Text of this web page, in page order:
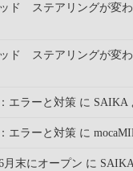
ド ステアリングが変わ
ド ステアリングが変わ
エラーと対策 に SAIKA
エラーと対策 に
末にオープン に SAIKA